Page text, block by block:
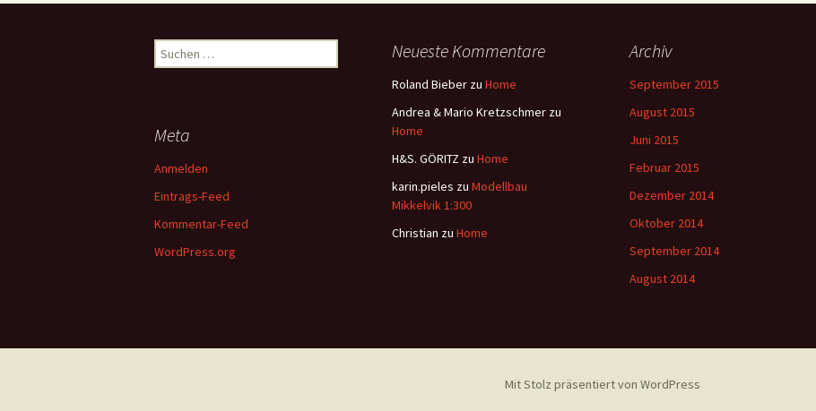
Suchen
nach:
Neueste Kommentare
Roland Bieber zu Home
Andrea & Mario Kretzschmer zu
Home
H&S. GÖRITZ zu Home
karin.pieles zu Modellbau
Mikkelvik 1:300
Christian zu Home
Archiv
September 2015
August 2015
Juni 2015
Februar 2015
Dezember 2014
Oktober 2014
September 2014
August 2014
Meta
Anmelden
Eintrags-Feed
Kommentar-Feed
WordPress.org
Mit Stolz präsentiert von WordPress